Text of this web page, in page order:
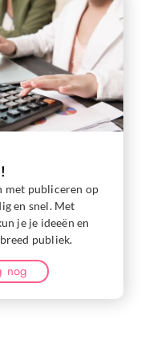
met publiceren op
en snel. Met
je je ideeën en
publiek.
nog